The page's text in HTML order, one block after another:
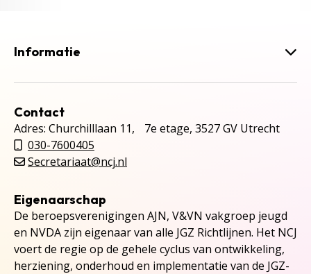
Informatie
Contact
Adres: Churchilllaan 11, 7e etage, 3527 GV Utrecht
030-7600405
Secretariaat@ncj.nl
Eigenaarschap
De beroepsverenigingen AJN, V&VN vakgroep jeugd
en NVDA zijn eigenaar van alle JGZ Richtlijnen. Het NCJ
voert de regie op de gehele cyclus van ontwikkeling,
herziening, onderhoud en implementatie van de JGZ-